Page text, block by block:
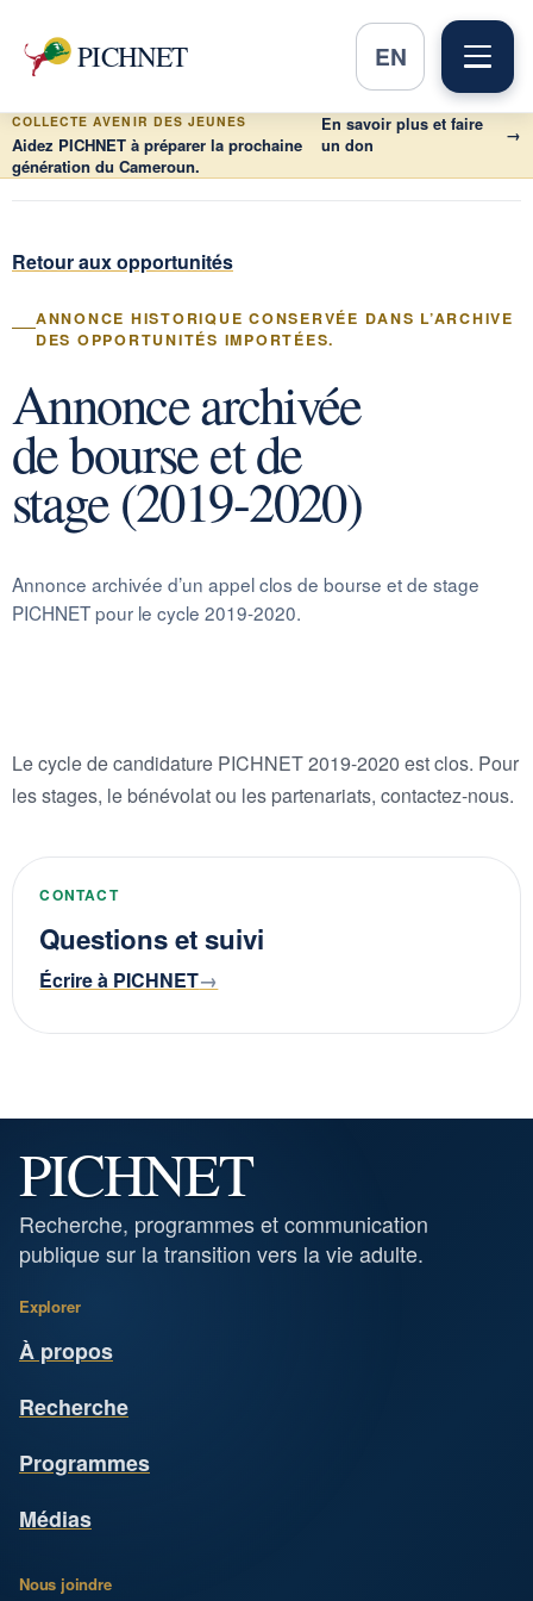
PICHNET EN
COLLECTE AVENIR DES JEUNES
Aidez PICHNET à préparer la prochaine
génération du Cameroun.
En savoir plus et faire
un don
→
Retour aux opportunités
ANNONCE HISTORIQUE CONSERVÉE DANS L’ARCHIVE
DES OPPORTUNITÉS IMPORTÉES.
Annonce archivée
de bourse et de
stage (2019-2020)
Annonce archivée d’un appel clos de bourse et de stage
PICHNET pour le cycle 2019-2020.
Le cycle de candidature PICHNET 2019-2020 est clos. Pour
les stages, le bénévolat ou les partenariats, contactez-nous.
CONTACT
Questions et suivi
Écrire à PICHNET
PICHNET
Recherche, programmes et communication
publique sur la transition vers la vie adulte.
Explorer
À propos
Recherche
Programmes
Médias
Nous joindre